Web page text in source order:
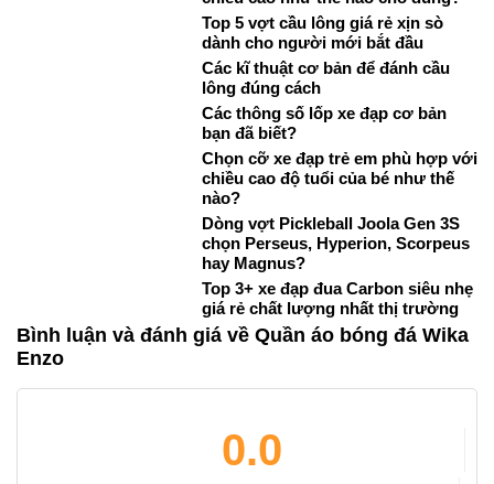
Top 5 vợt cầu lông giá rẻ xịn sò
dành cho người mới bắt đầu
Các kĩ thuật cơ bản để đánh cầu
lông đúng cách
Các thông số lốp xe đạp cơ bản
bạn đã biết?
Chọn cỡ xe đạp trẻ em phù hợp với
chiều cao độ tuổi của bé như thế
nào?
Dòng vợt Pickleball Joola Gen 3S
chọn Perseus, Hyperion, Scorpeus
hay Magnus?
Top 3+ xe đạp đua Carbon siêu nhẹ
giá rẻ chất lượng nhất thị trường
Bình luận và đánh giá về Quần áo bóng đá Wika
Enzo
0.0